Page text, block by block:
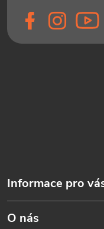
Informace pro
O nás